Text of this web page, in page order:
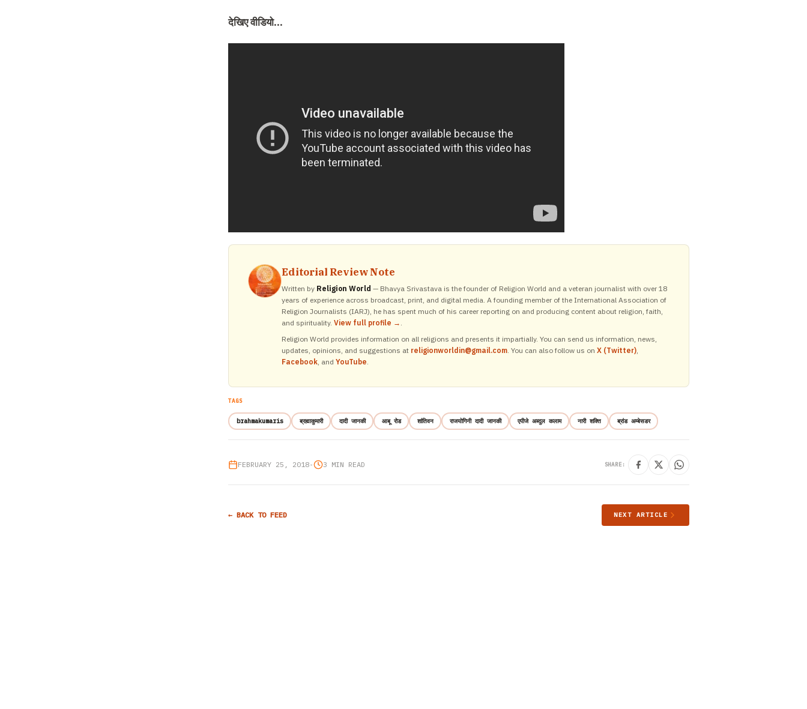
देखिए वीडियो…
Editorial Review Note
Written by Religion World — Bhavya Srivastava is the founder of Religion World and a veteran journalist with over 18
years of experience across broadcast, print, and digital media. A founding member of the International Association of
Religion Journalists (IARJ), he has spent much of his career reporting on and producing content about religion, faith,
and spirituality. View full profile → .
Religion World provides information on all religions and presents it impartially. You can send us information, news,
updates, opinions, and suggestions at religionworldin@gmail.com. You can also follow us on X (Twitter),
Facebook, and YouTube.
TAGS
brahmakumaris ब्रह्माकुमारी दादी जानकी आबू रोड शांतिवन राजयोगिनी दादी जानकी एपीजे अब्दुल कलाम नारी शक्ति ब्रांड अम्बेसडर
FEBRUARY 25, 2018• 3 MIN READ SHARE:
← BACK TO FEED NEXT ARTICLE